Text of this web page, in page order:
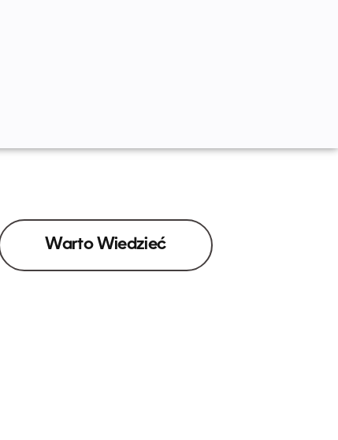
Warto Wiedzieć